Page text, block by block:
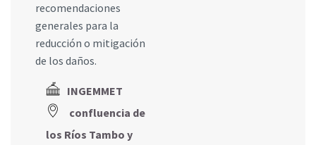
recomendaciones
generales para la
reducción o mitigación
de los daños.
INGEMMET
confluencia de
los Ríos Tambo y